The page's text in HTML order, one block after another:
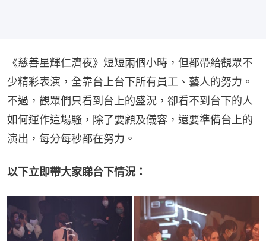
《慈善星輝仁濟夜》短短兩個小時，但都帶給觀眾不
少精彩表演，全靠台上台下所有員工、藝人的努力。
不過，觀眾們只看到台上的盛況，卻看不到台下的人
如何運作這場騷，除了要顧及儀容，還要準備台上的
演出，每分每秒都在努力。
以下立即帶大家睇台下情況：